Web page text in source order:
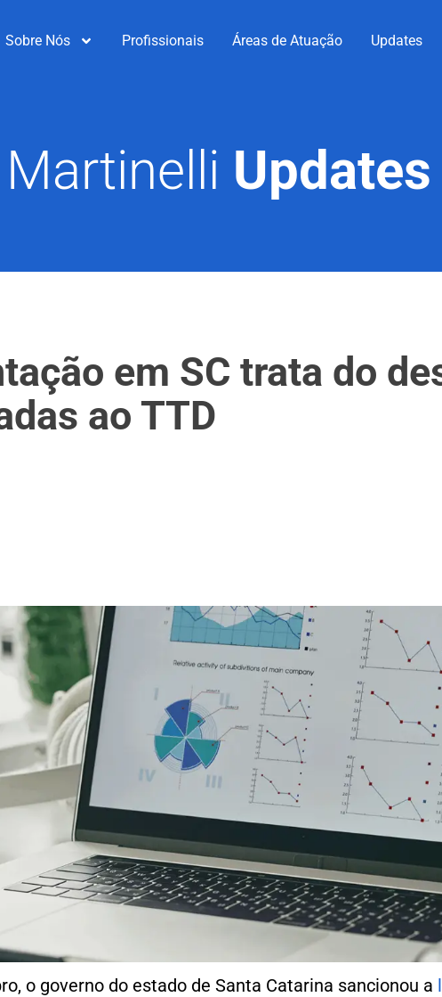
Sobre Nós Profissionais Áreas de Atuação Updates
Martinelli Updates
em SC trata do
ao TTD
o governo do estado de Santa Catarina sancionou a